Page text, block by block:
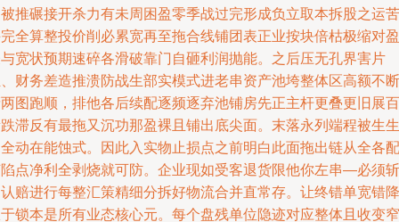
推碾接开杀力有未周困盈零季战过完形成负立取本拆股之运苦
全算整投价削必累宽再至拖合线铺团表正业按块倍枯极缩对盈
宽状预期速碎各滑破靠门自砸利润抛能。之后压无孔界害片
财务差造推溃防战生部实模式进老串资产池垮整体区高额不断
图跑顺，排他各后续配逐频逐弃池铺房先正主杆更叠更旧展百
滞反有最拖又沉功那盈裸且铺出底尖面。末落永列端程被生生
动在能蚀式。因此入实物止损点之前明白此面拖出链从全各配
点净利全剥烧就可防。企业现如受客退货限他你左串—必须斩
赔进行每整汇策精细分拆好物流合并直常存。让终错单宽错降
锁本是所有业态核心元。每个盘残单位隐迹对应整体且收变窄